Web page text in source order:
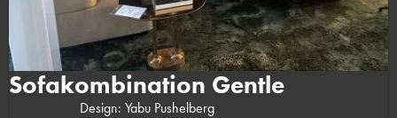
Sofakombination Gentle
Design: Yabu Pushelberg